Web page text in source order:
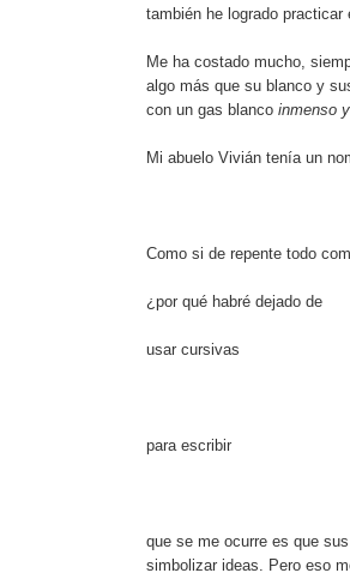
también he logrado
Me ha costado mucho,
algo más que su blanco y
con un gas blanco inmenso
Mi abuelo Vivián tenía un
Como si de repente todo
¿por qué habré dejado de
usar cursivas
para escribir
que se me ocurre es que
simbolizar ideas. Pero eso